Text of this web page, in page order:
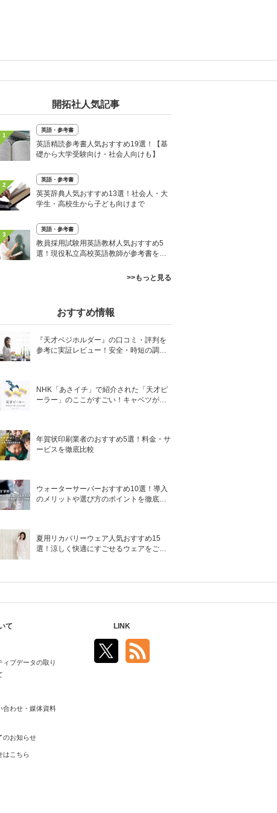
開拓社人気記事
1
英語・参考書
英語精読参考書人気おすすめ19選！【基
礎から大学受験向け・社会人向けも】
2
英語・参考書
英英辞典人気おすすめ13選！社会人・大
学生・高校生から子ども向けまで
3
英語・参考書
教員採用試験用英語教材人気おすすめ5
選！現役私立高校英語教師が参考書を紹
>>もっと見る
おすすめ情報
『天才ベジホルダー』の口コミ・評判を
参考に実証レビュー！安全・時短の調理
NHK「あさイチ」で紹介された「天才ピ
ーラー」のここがすごい！キャベツがほ
年賀状印刷業者のおすすめ5選！料金・サ
ービスを徹底比較
ウォーターサーバーおすすめ10選！導入
のメリットや選び方のポイントを徹底解
夏用リカバリーウェア人気おすすめ15
選！涼しく快適にすごせるウェアをご紹
て
ィブデータの取り
合わせ・媒体資料
のお知らせ
はこちら
LINK